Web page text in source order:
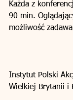
Każda z
90 min.
możliwość
Instytut Polski
Wielkiej Brytanii i